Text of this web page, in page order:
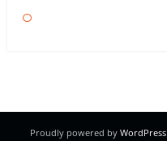
Proudly powered by WordPress